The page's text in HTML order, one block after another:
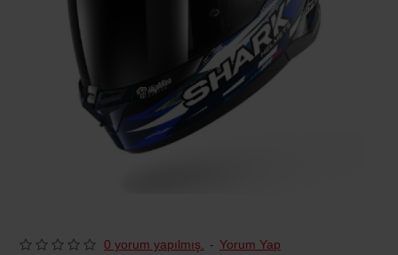
0 yorum yapılmış. - Yorum Yap